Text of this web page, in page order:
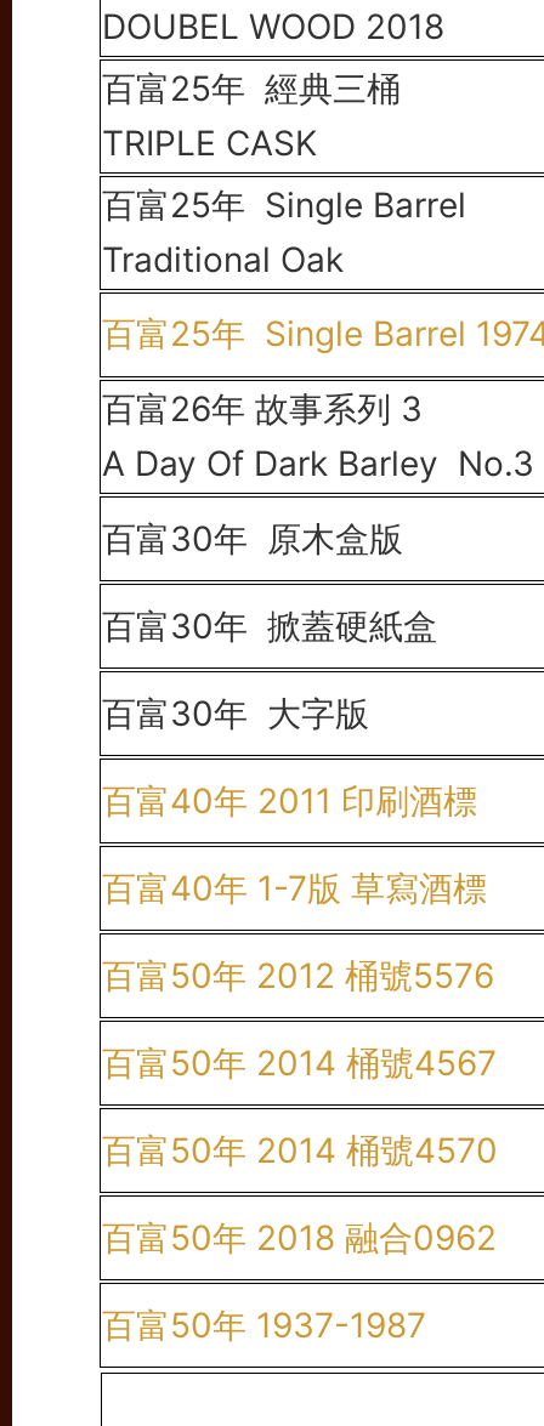
DOUBEL WOOD 2018
百富25年 經典三桶
TRIPLE CASK
百富25年 Single Barrel
Traditional Oak
百富25年 Single Barrel
百富26年 故事系列 3
A Day Of Dark Barley No.3
百富30年 原木盒版
百富30年 掀蓋硬紙盒
百富30年 大字版
百富40年 2011 印刷酒標
百富40年 1-7版 草寫酒標
百富50年 2012 桶號5576
百富50年 2014 桶號4567
百富50年 2014 桶號4570
百富50年 2018 融合0962
百富50年 1937-1987